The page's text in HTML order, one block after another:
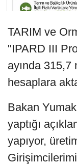
TARIM ve
"IPARD III
ayında
hesaplara
Bakan
yaptığı
yapıyor,